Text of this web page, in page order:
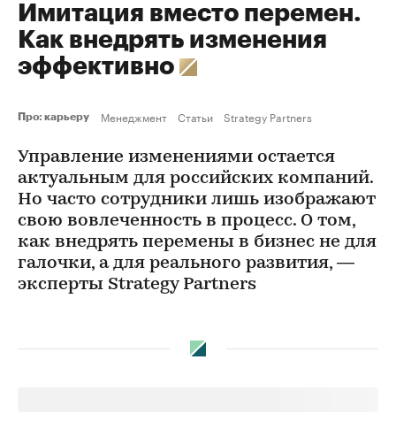
Имитация вместо перемен.
Как внедрять изменения
эффективно
Про: карьеру Менеджмент Статьи Strategy Partners
Управление изменениями остается
актуальным для российских компаний.
Но часто сотрудники лишь изображают
свою вовлеченность в процесс. О том,
как внедрять перемены в бизнес не для
галочки, а для реального развития, —
эксперты Strategy Partners